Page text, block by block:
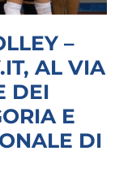
–
AL VIA
DEI
E
DI